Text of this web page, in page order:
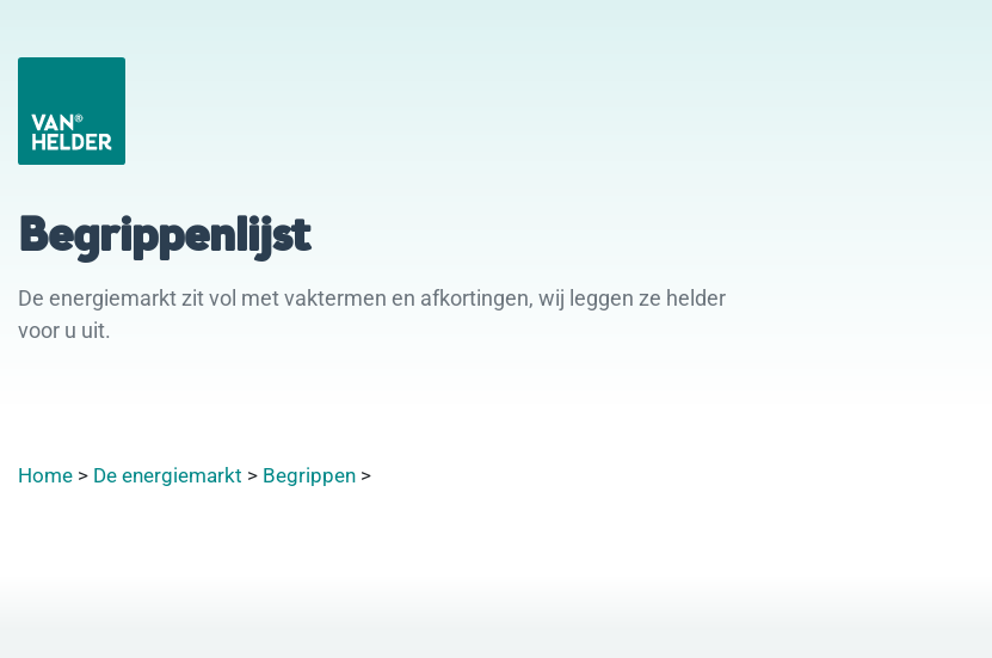
Begrippenlijst
De energiemarkt zit vol met vaktermen en afkortingen, wij leggen ze helder
voor u uit.
Home > De energiemarkt > Begrippen >